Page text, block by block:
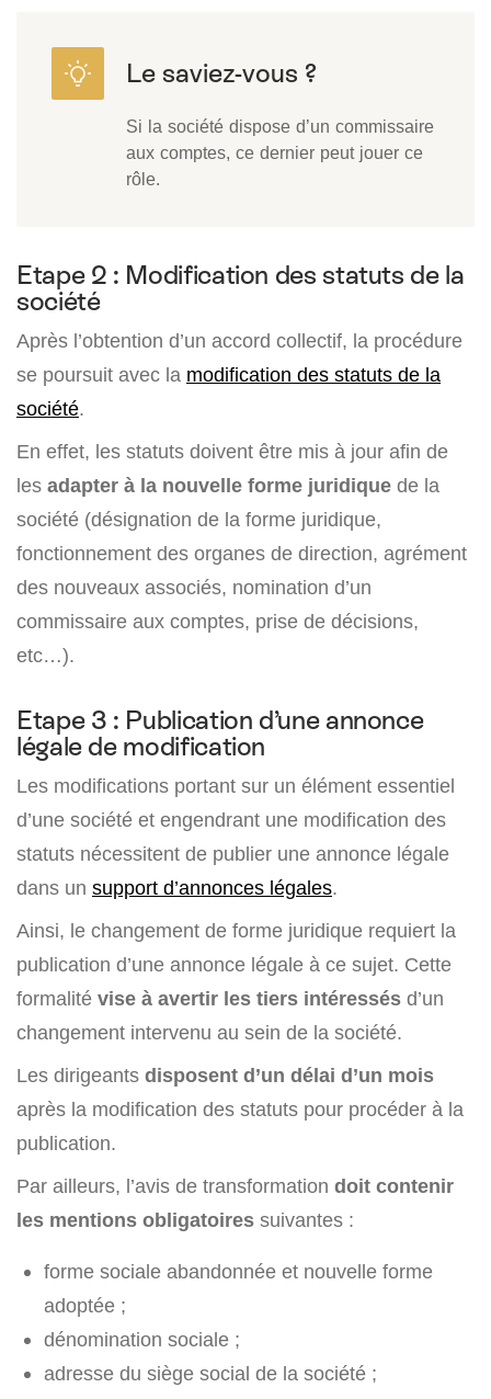
Si la société dispose d’un commissaire
aux comptes, ce dernier peut jouer ce
rôle.
Etape 2 : Modification des statuts de la
société
Après l’obtention d’un accord collectif, la procédure
se poursuit avec la modification des statuts de la
société.
En effet, les statuts doivent être mis à jour afin de
les adapter à la nouvelle forme juridique de la
société (désignation de la forme juridique,
fonctionnement des organes de direction, agrément
des nouveaux associés, nomination d’un
commissaire aux comptes, prise de décisions,
etc…).
Etape 3 : Publication d’une annonce
légale de modification
Les modifications portant sur un élément essentiel
d’une société et engendrant une modification des
statuts nécessitent de publier une annonce légale
dans un support d’annonces légales.
Ainsi, le changement de forme juridique requiert la
publication d’une annonce légale à ce sujet. Cette
formalité vise à avertir les tiers intéressés d’un
changement intervenu au sein de la société.
Les dirigeants disposent d’un délai d’un mois
après la modification des statuts pour procéder à la
publication.
Par ailleurs, l’avis de transformation doit contenir
les mentions obligatoires suivantes :
forme sociale abandonnée et nouvelle forme
adoptée ;
dénomination sociale ;
adresse du siège social de la société ;